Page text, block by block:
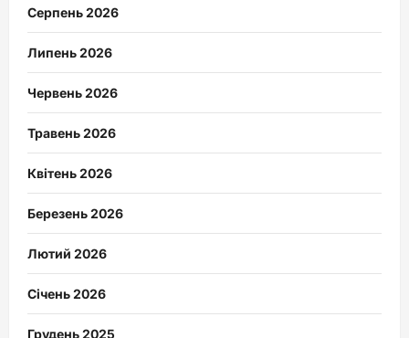
Серпень 2026
Липень 2026
Червень 2026
Травень 2026
Квітень 2026
Березень 2026
Лютий 2026
Січень 2026
Грудень 2025